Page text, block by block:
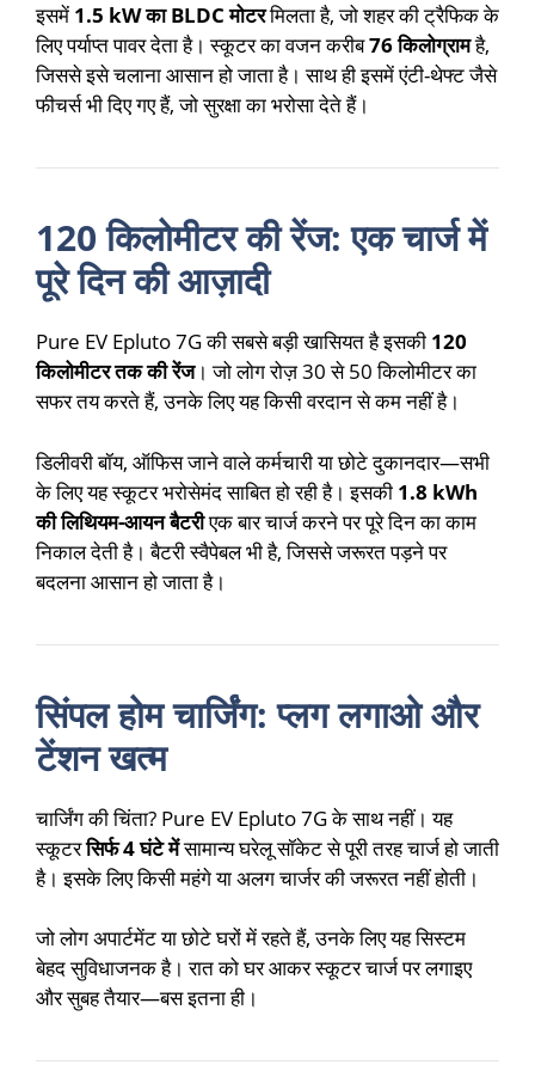
इसमें 1.5 kW का BLDC मोटरमिलता है, जो शहर की ट्रैफिक के
लिए पर्याप्त पावर देता है। स्कूटर का वजन करीब76 किलोग्रामहै,
जिससे इसे चलाना आसान हो जाता है। साथ ही इसमें एंटी-थेफ्ट जैसे
फीचर्स भी दिए गए हैं, जो सुरक्षा का भरोसा देते हैं।
120 किलोमीटर की रेंज: एक चार्ज में
पूरे दिन की आज़ादी
Pure EV Epluto 7G की सबसे बड़ी खासियत है इसकी 120
किलोमीटर तक की रेंज। जो लोग रोज़ 30 से 50 किलोमीटर का
सफर तय करते हैं, उनके लिए यह किसी वरदान से कम नहीं है।
डिलीवरी बॉय, ऑफिस जाने वाले कर्मचारी या छोटे दुकानदार—सभी
के लिए यह स्कूटर भरोसेमंद साबित हो रही है। इसकी 1.8 kWh
की लिथियम-आयन बैटरीएक बार चार्ज करने पर पूरे दिन का काम
निकाल देती है। बैटरी स्वैपेबल भी है, जिससे जरूरत पड़ने पर
बदलना आसान हो जाता है।
सिंपल होम चार्जिंग: प्लग लगाओ और
टेंशन खत्म
चार्जिंग की चिंता? Pure EV Epluto 7G के साथ नहीं। यह
स्कूटरसिर्फ 4 घंटे मेंसामान्य घरेलू सॉकेट से पूरी तरह चार्ज हो जाती
है। इसके लिए किसी महंगे या अलग चार्जर की जरूरत नहीं होती।
जो लोग अपार्टमेंट या छोटे घरों में रहते हैं, उनके लिए यह सिस्टम
बेहद सुविधाजनक है। रात को घर आकर स्कूटर चार्ज पर लगाइए
और सुबह तैयार—बस इतना ही।